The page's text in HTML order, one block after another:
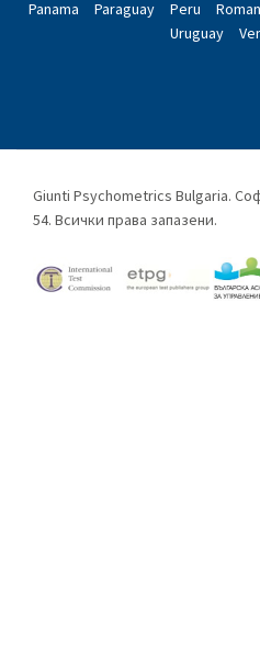
Panama
Paraguay Peru
Uruguay
Giunti Psychometrics Bulgaria.
54. Всички права запазени.